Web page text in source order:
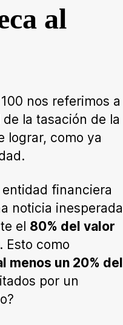
al
nos referimos a
la tasación de la
lograr, como ya
financiera
noticia inesperada
el 80% del valor
. Esto como
menos un 20% del
por un